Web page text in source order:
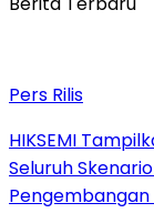
Pers Rilis
HIKSEMI
Seluruh
Pengembangan